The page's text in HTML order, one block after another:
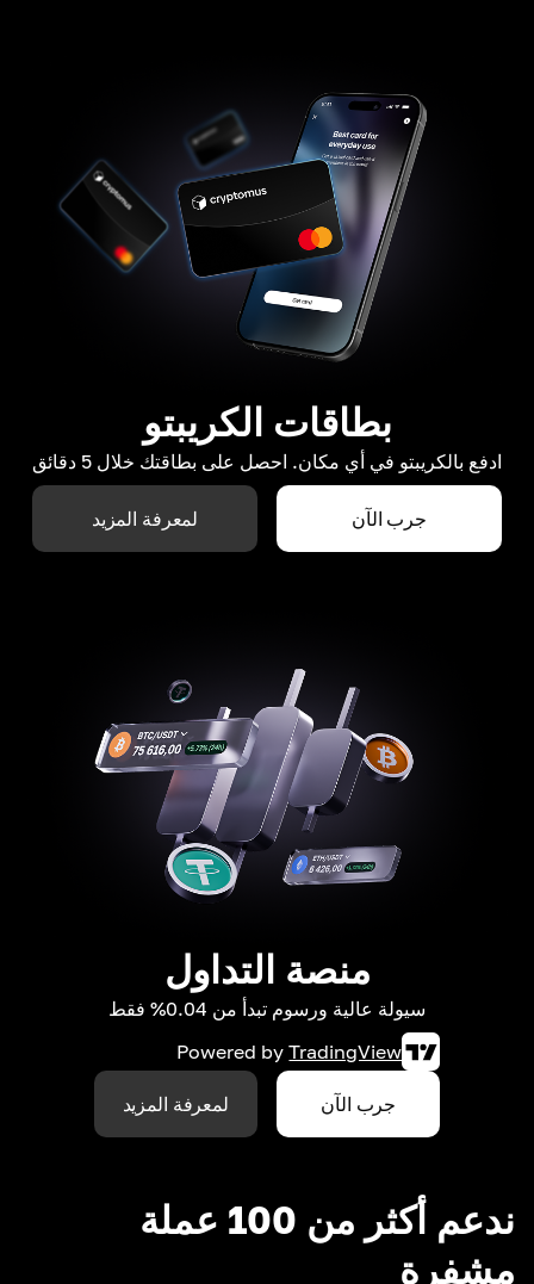
بطاقات الكريبتو
ادفع بالكريبتو في أي مكان. احصل على بطاقتك خلال 5 دقائق
جرب الآن لمعرفة المزيد
منصة التداول
سيولة عالية ورسوم تبدأ من 0.04% فقط
Powered by TradingView
جرب الآن لمعرفة المزيد
ندعم أكثر من 100 عملة
مشفرة